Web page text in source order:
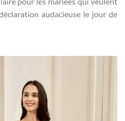
audacieuse le jour de